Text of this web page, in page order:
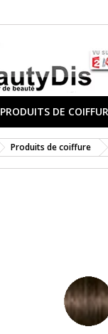
PRODUITS DE
Produits de coiffure